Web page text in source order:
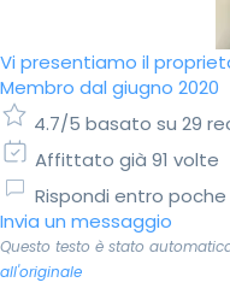
Vi presentiamo il
Membro dal giugno 2020
4.7/5 basato su 29
Affittato già 91 volte
Rispondi entro
Invia un messaggio
Questo testo è stato
all'originale